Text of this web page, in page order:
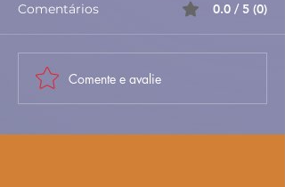
Sopa de Entulho –
Receita Portuguesa
Reconfortante
Comentários 0.0 / 5 (0)
Comente e avalie